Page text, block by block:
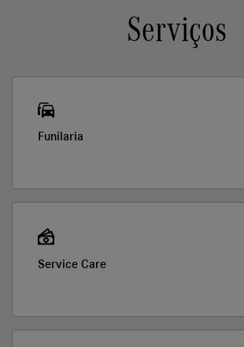
Serviços
Funilaria
Service Care